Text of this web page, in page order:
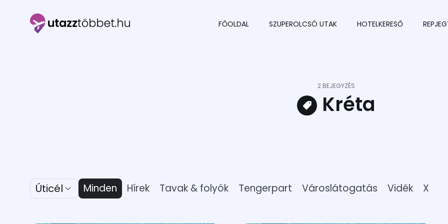
Utazztöbbet.hu FŐOLDAL SZUPEROLCSÓ UTAK HOTELKERESŐ
2 BEJEGYZÉS
Kréta
Úticél Minden Hírek Tavak & folyók Tengerpart Városlátogatás Vidék X